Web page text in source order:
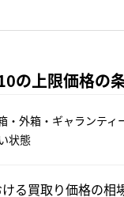
の上限価格の
外箱・ギャランティ
状態
る買取り価格の